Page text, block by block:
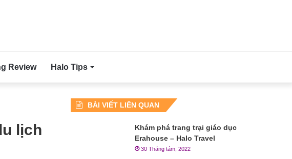
Review Halo Tips
lịch
BÀI VIẾT LIÊN QUAN
Khám phá trang trại giáo dục
Erahouse – Halo Travel
30 Tháng tám, 2022